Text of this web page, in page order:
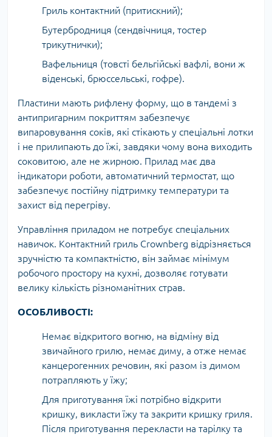
Гриль контактний (притискний);
Бутербродниця (сендвічниця, тостер
трикутнички);
Вафельниця (товсті бельгійські вафлі, вони ж
віденські, брюссельські, гофре).
Пластини мають рифлену форму, що в тандемі з
антипригарним покриттям забезпечує
випаровування соків, які стікають у спеціальні лотки
і не прилипають до їжі, завдяки чому вона виходить
соковитою, але не жирною. Прилад має два
індикатори роботи, автоматичний термостат, що
забезпечує постійну підтримку температури та
захист від перегріву.
Управління приладом не потребує спеціальних
навичок. Контактний гриль Crownberg відрізняється
зручністю та компактністю, він займає мінімум
робочого простору на кухні, дозволяє готувати
велику кількість різноманітних страв.
ОСОБЛИВОСТІ:
Немає відкритого вогню, на відміну від
звичайного грилю, немає диму, а отже немає
канцерогенних речовин, які разом із димом
потрапляють у їжу;
Для приготування їжі потрібно відкрити
кришку, викласти їжу та закрити кришку гриля.
Після приготування перекласти на тарілку та